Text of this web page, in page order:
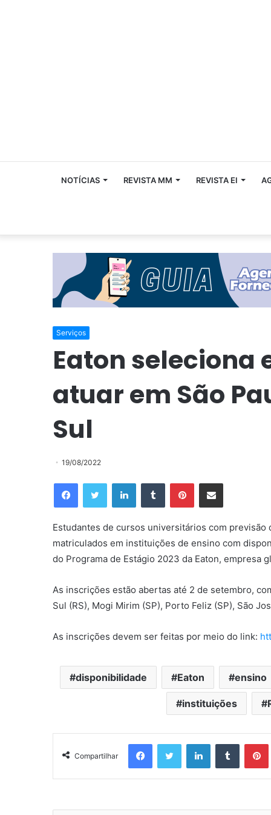
NOTÍCIAS REVISTA MM REVISTA EI
Serviços
Eaton seleciona
atuar em São
Sul
19/08/2022
Estudantes de cursos universitários com
matriculados em instituições de ensino com
do Programa de Estágio 2023 da Eaton, empresa
As inscrições estão abertas até 2 de setembro,
Sul (RS), Mogi Mirim (SP), Porto Feliz (SP), São
As inscrições devem ser feitas por meio do link:
disponibilidade Eaton ensino
instituições
Compartilhar